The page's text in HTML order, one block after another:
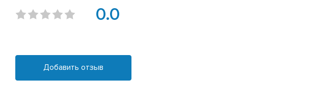
0.0
Добавить отзыв